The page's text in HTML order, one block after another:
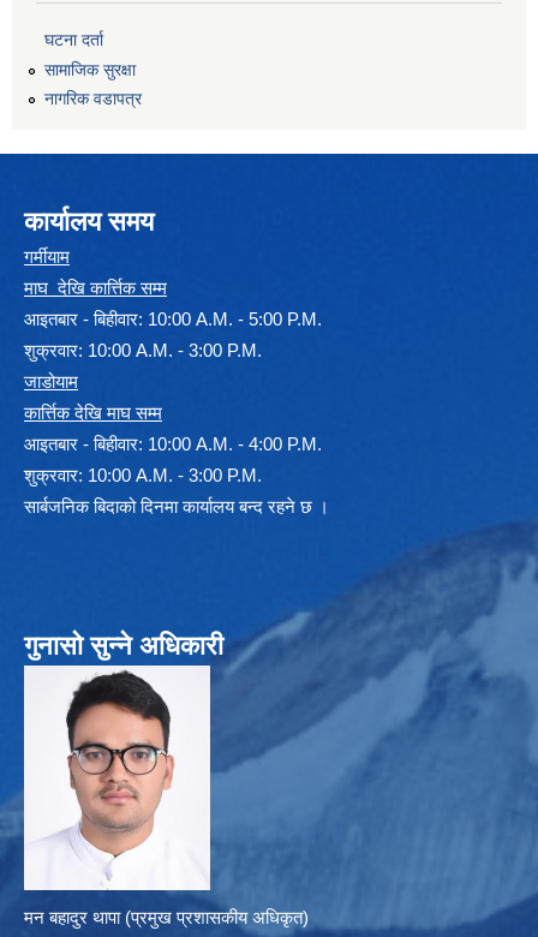
घटना दर्ता
सामाजिक सुरक्षा
नागरिक वडापत्र
कार्यालय समय
गर्मीयाम
माघ देखि कार्त्तिक सम्म
आइतबार - बिहीवार: 10:00 A.M. - 5:00 P.M.
शुक्रवार: 10:00 A.M. - 3:00 P.M.
जाडोयाम
कार्त्तिक देखि माघ सम्म
आइतबार - बिहीवार: 10:00 A.M. - 4:00 P.M.
शुक्रवार: 10:00 A.M. - 3:00 P.M.
सार्बजनिक बिदाको दिनमा कार्यालय बन्द रहने छ ।
गुनासो सुन्ने अधिकारी
मन बहादुर थापा (प्रमुख प्रशासकीय अधिकृत)